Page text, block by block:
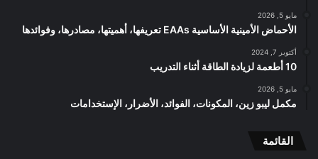
مايو 5, 2026
الأحماض الأمينية الأساسية EAAs تعريفها، أهميتها، مصادرها، وفوائدها
أكتوبر 7, 2024
10 أطعمة لزيادة الطاقة أثناء التدريب
مايو 5, 2026
مكمل ليبو زين، المكونات، الفوائد، الأضرار، الإستخدامات
القائمة